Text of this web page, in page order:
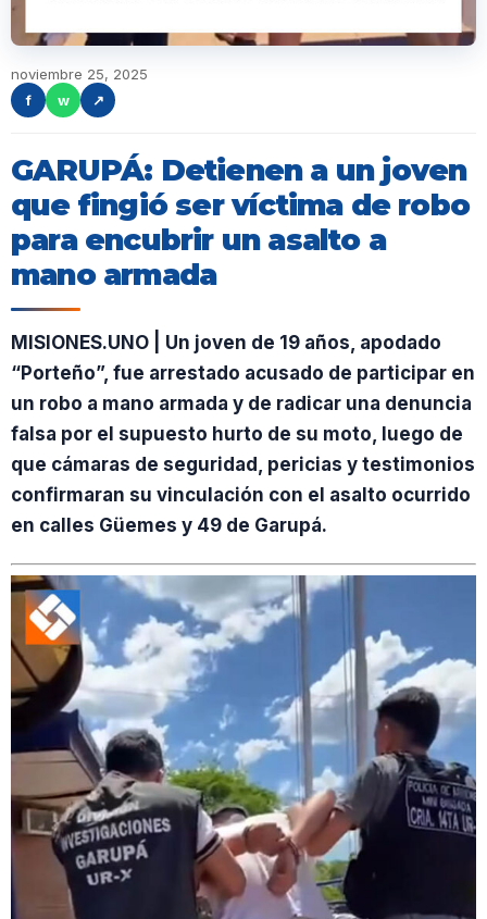
noviembre 25, 2025
f
w ↗
GARUPÁ: Detienen a un joven
que fingió ser víctima de robo
para encubrir un asalto a
mano armada
MISIONES.UNO | Un joven de 19 años, apodado
“Porteño”, fue arrestado acusado de participar en
un robo a mano armada y de radicar una denuncia
falsa por el supuesto hurto de su moto, luego de
que cámaras de seguridad, pericias y testimonios
confirmaran su vinculación con el asalto ocurrido
en calles Güemes y 49 de Garupá.